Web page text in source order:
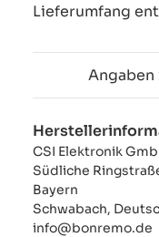
Lieferumfang
CSI Elektronik
Südliche
Bayern
Schwabach,
info@bonremo.de